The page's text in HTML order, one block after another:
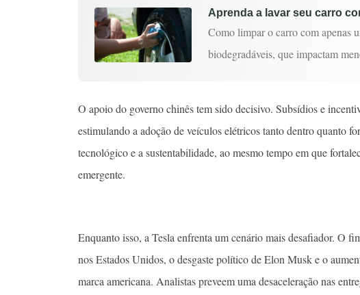
Aprenda a lavar seu carro
Como limpar o carro com apenas
biodegradáveis, que impactam
O apoio do governo chinês tem sido decisivo. Subsídios e
estimulando a adoção de veículos elétricos tanto dentro quanto
tecnológico e a sustentabilidade, ao mesmo tempo em que
emergente.
Enquanto isso, a Tesla enfrenta um cenário mais desafiador. O
nos Estados Unidos, o desgaste político de Elon Musk e o
marca americana. Analistas preveem uma desaceleração nas